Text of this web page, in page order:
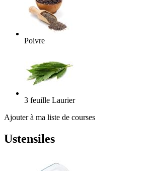
Poivre
3 feuille Laurier
Ajouter à ma liste de courses
Ustensiles